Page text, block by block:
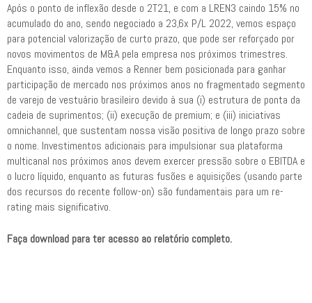
Após o ponto de inflexão desde o 2T21, e com a LREN3 caindo 15% no
acumulado do ano, sendo negociado a 23,6x P/L 2022, vemos espaço
para potencial valorização de curto prazo, que pode ser reforçado por
novos movimentos de M&A pela empresa nos próximos trimestres.
Enquanto isso, ainda vemos a Renner bem posicionada para ganhar
participação de mercado nos próximos anos no fragmentado segmento
de varejo de vestuário brasileiro devido à sua (i) estrutura de ponta da
cadeia de suprimentos; (ii) execução de premium; e (iii) iniciativas
omnichannel, que sustentam nossa visão positiva de longo prazo sobre
o nome. Investimentos adicionais para impulsionar sua plataforma
multicanal nos próximos anos devem exercer pressão sobre o EBITDA e
o lucro líquido, enquanto as futuras fusões e aquisições (usando parte
dos recursos do recente follow-on) são fundamentais para um re-
rating mais significativo.
Faça download para ter acesso ao relatório completo.